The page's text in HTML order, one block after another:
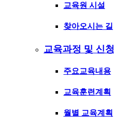
교육원 시설
찾아오시는 길
교육과정 및 신청
주요교육내용
교육훈련계획
월별 교육계획